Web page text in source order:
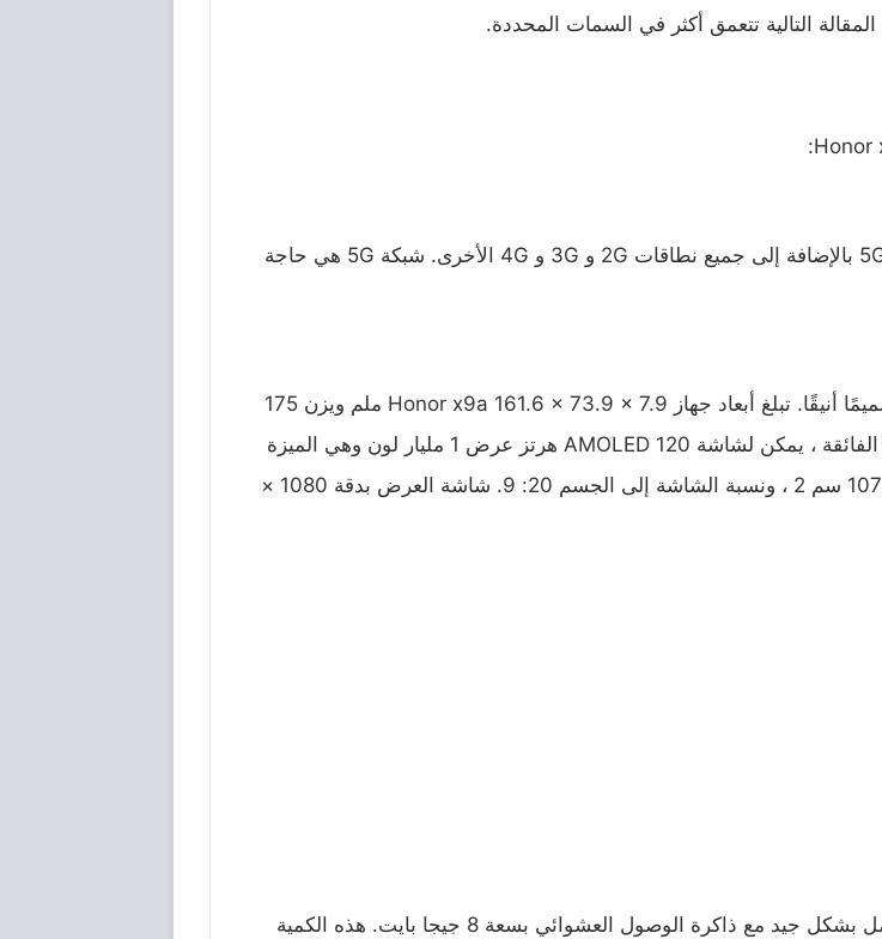
المقالة التالية تتعمق أكثر في السمات المحددة.
بالإضافة إلى جميع نطاقات و و الأخرى. شبكة هي حاجة
أنيقًا. تبلغ أبعاد جهاز ملم ويزن
الفائقة ، يمكن لشاشة هرتز عرض مليار لون وهي الميزة
سم ، ونسبة الشاشة إلى الجسم شاشة العرض بدقة
1080 ×
بشكل جيد مع ذاكرة الوصول العشوائي بسعة جيجا بايت. هذه الكمية